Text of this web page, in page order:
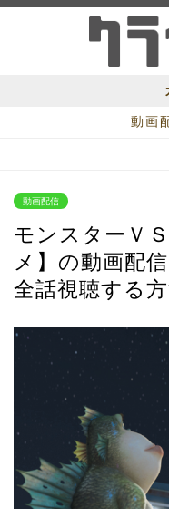
動画
動画配信
モンスターＶ
メ】の動画配
全話視聴する